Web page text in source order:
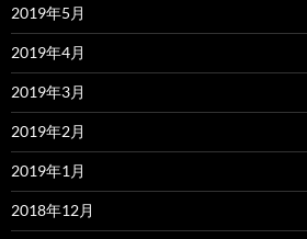
2019年5月
2019年4月
2019年3月
2019年2月
2019年1月
2018年12月